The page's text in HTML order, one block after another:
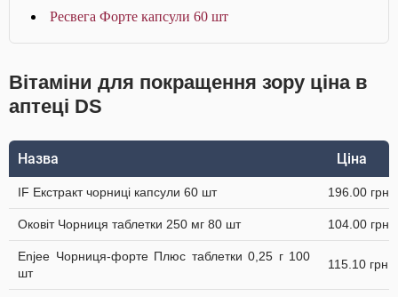
Ресвега Форте капсули 60 шт
Вітаміни для покращення зору ціна в
аптеці DS
Назва Ціна
IF Екстракт чорниці капсули 60 шт 196.00 грн
Оковіт Чорниця таблетки 250 мг 80 шт 104.00 грн
Enjee Чорниця-форте Плюс таблетки 0,25 г 100
шт
115.10 грн